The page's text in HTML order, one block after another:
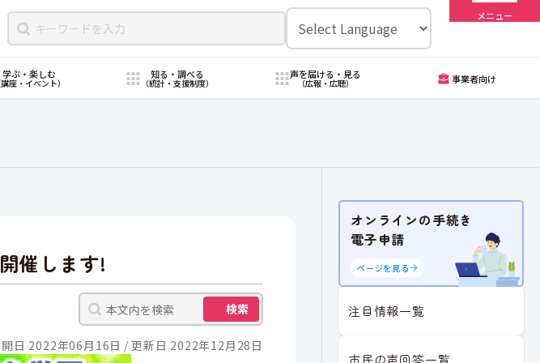
メニュー
学ぶ・楽しむ
講座・イベント）
知る・調べる
（統計・支援制度）
声を届ける・見る
（広報・広聴） 事業者向け
催します!
検索
日 2022年06月16日 更新日 2022年12月28日
オンラインの手続き
電子申請
ページを見る
注目情報一覧
市民の声回答一覧